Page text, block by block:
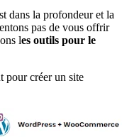
dans la profondeur et la
pas de vous offrir
les outils pour le
pour créer un site